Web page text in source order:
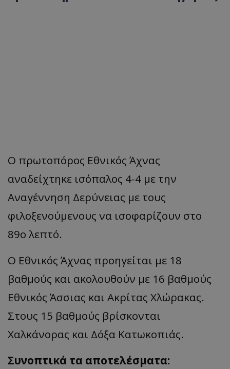
Ο πρωτοπόρος Εθνικός Άχνας
αναδείχτηκε ισόπαλος 4-4 με την
Αναγέννηση Δερύνειας με τους
φιλοξενούμενους να ισοφαρίζουν στο
89ο λεπτό.
Ο Εθνικός Άχνας προηγείται με 18
βαθμούς και ακολουθούν με 16 βαθμούς
Εθνικός Άσσιας και Ακρίτας Χλώρακας.
Στους 15 βαθμούς βρίσκονται
Χαλκάνορας και Δόξα Κατωκοπιάς.
Συνοπτικά τα αποτελέσματα: